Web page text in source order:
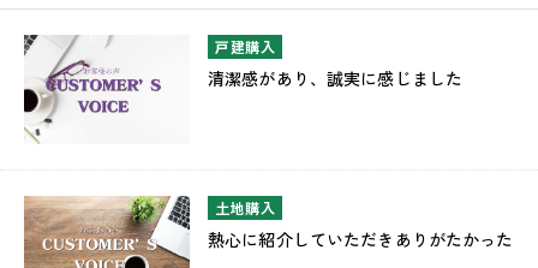
戸建購入
清潔感があり、誠実に感じました
土地購入
熱心に紹介していただきありがたかった